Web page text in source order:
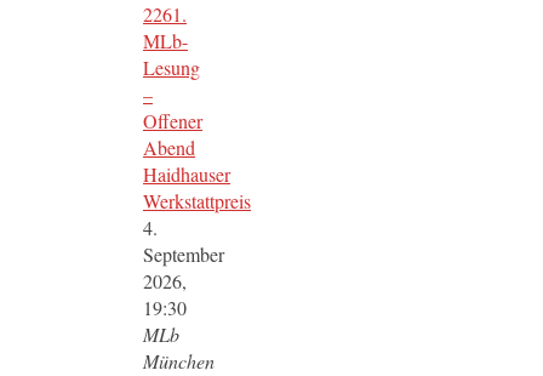
2261.
MLb-
Lesung
–
Offener
Abend
Haidhauser
Werkstattpreis
4.
September
2026,
19:30
MLb
München